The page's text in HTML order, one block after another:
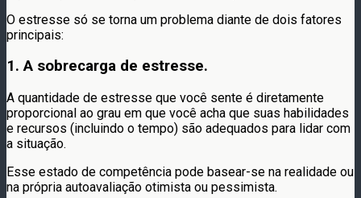
O estresse só se torna um problema diante de dois fatores
principais:
1. A sobrecarga de estresse.
A quantidade de estresse que você sente é diretamente
proporcional ao grau em que você acha que suas habilidades
e recursos (incluindo o tempo) são adequados para lidar com
a situação.
Esse estado de competência pode basear-se na realidade ou
na própria autoavaliação otimista ou pessimista.